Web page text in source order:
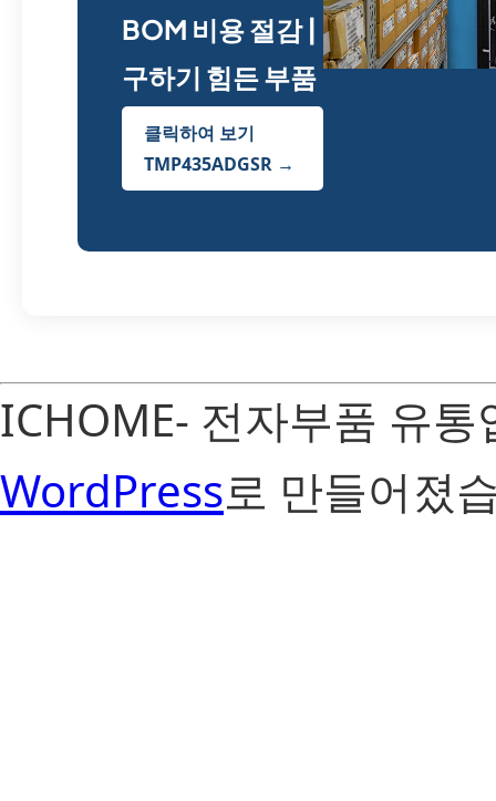
BOM 비용 절감 |
구하기 힘든 부품
클릭하여 보기
TMP435ADGSR →
ICHOME- 전자부품 유
WordPress로 만들어졌